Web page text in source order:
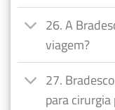
26. A
viagem?
27.
para cirurgia